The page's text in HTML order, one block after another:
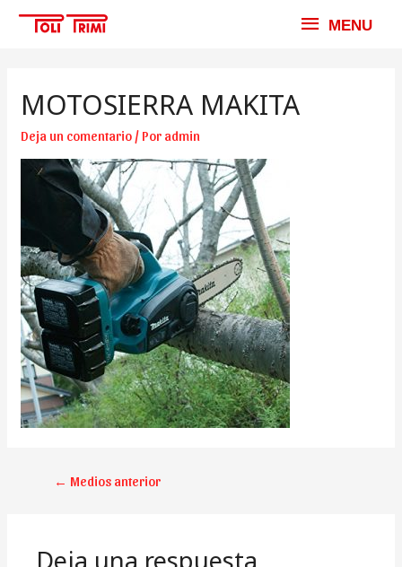
MENU
MENU
MOTOSIERRA MAKITA
Deja un comentario / Por admin
NAVEGACIÓN
← Medios anterior
Deja una respuesta